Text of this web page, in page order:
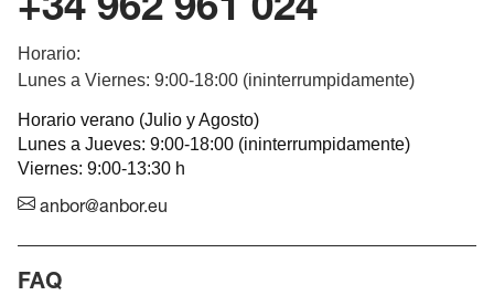
+34 962 961 024
Horario:
Lunes a Viernes: 9:00-18:00 (ininterrumpidamente)
Horario verano (Julio y Agosto)
Lunes a Jueves: 9:00-18:00 (ininterrumpidamente)
Viernes: 9:00-13:30 h
anbor@anbor.eu
FAQ